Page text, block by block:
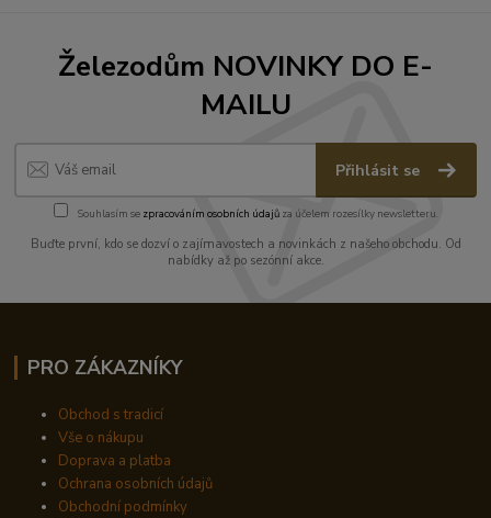
Železodům NOVINKY DO E-
MAILU
Přihlásit se
Souhlasím se zpracováním osobních údajůza účelem rozesílky newsletteru.
Buďte první, kdo se dozví o zajímavostech a novinkách z našeho obchodu. Od
nabídky až po sezónní akce.
PRO ZÁKAZNÍKY
Obchod s tradicí
Vše o nákupu
Doprava a platba
Ochrana osobních údajů
Obchodní podmínky